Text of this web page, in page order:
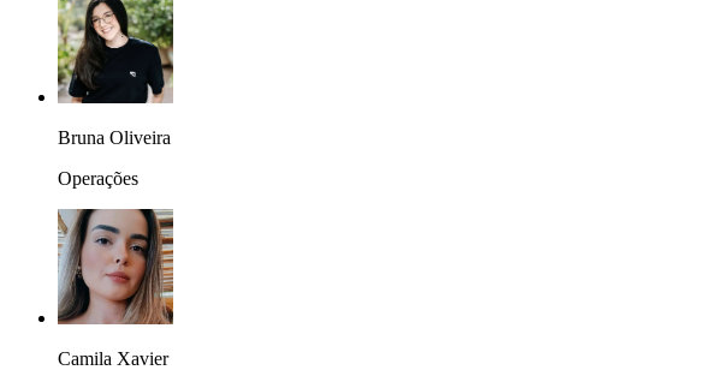
Bruna Oliveira
Operações
Camila Xavier